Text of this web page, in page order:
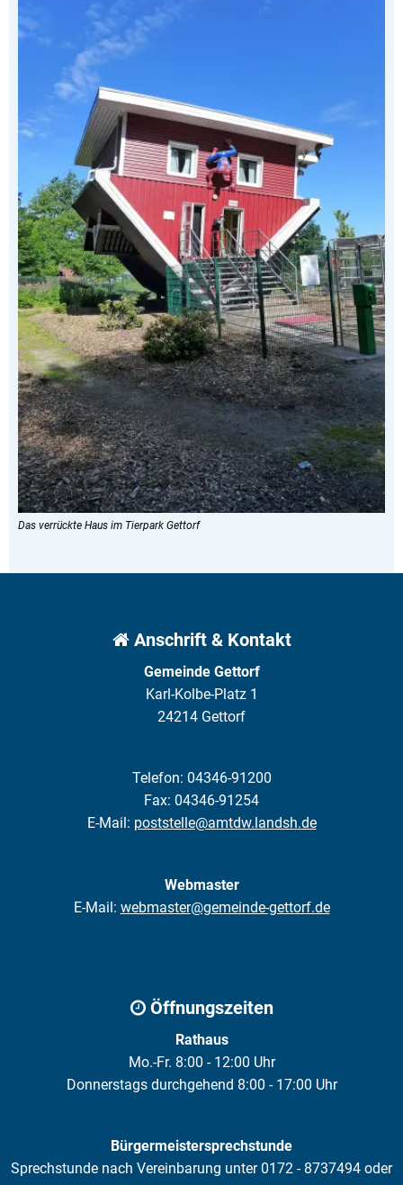
Das verrückte Haus im Tierpark Gettorf
Anschrift & Kontakt
Gemeinde Gettorf
Karl-Kolbe-Platz 1
24214 Gettorf
Telefon: 04346-91200
Fax: 04346-91254
E-Mail: poststelle@amtdw.landsh.de
Webmaster
E-Mail: webmaster@gemeinde-gettorf.de
Öffnungszeiten
Rathaus
Mo.-Fr. 8:00 - 12:00 Uhr
Donnerstags durchgehend 8:00 - 17:00 Uhr
Bürgermeistersprechstunde
Sprechstunde nach Vereinbarung unter 0172 - 8737494 oder